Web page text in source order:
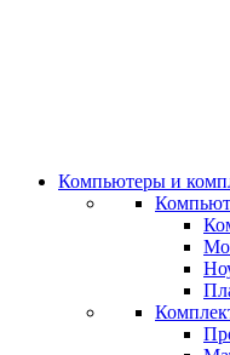
Компьютеры и